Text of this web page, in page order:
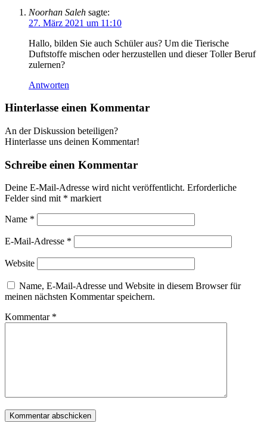
Noorhan Saleh sagte:
27. März 2021 um 11:10
Hallo, bilden Sie auch Schüler aus? Um die Tierische
Duftstoffe mischen oder herzustellen und dieser Toller Beruf
zulernen?
Antworten
Hinterlasse einen Kommentar
An der Diskussion beteiligen?
Hinterlasse uns deinen Kommentar!
Schreibe einen Kommentar
Deine E-Mail-Adresse wird nicht veröffentlicht. Erforderliche
Felder sind mit * markiert
Name *
E-Mail-Adresse *
Website
Name, E-Mail-Adresse und Website in diesem Browser für
meinen nächsten Kommentar speichern.
Kommentar *